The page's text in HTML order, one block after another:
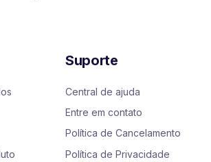
Suporte
Central de ajuda
Entre em contato
Política de Cancelamento
Política de Privacidade